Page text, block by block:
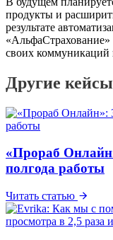
продукты и
результате
«АльфаСтрахование»
своих коммуникаций
Другие кейсы
«Прораб
полгода работы
Читать статью